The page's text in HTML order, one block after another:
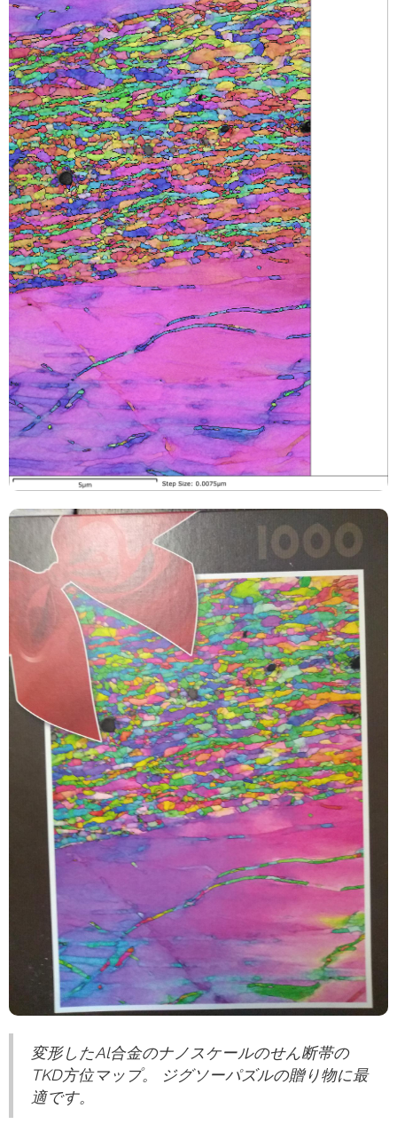
変形したAl合金のナノスケールのせん断帯の
TKD方位マップ。 ジグソーパズルの贈り物に最
適です。